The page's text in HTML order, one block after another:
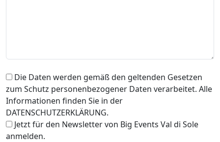
Die Daten werden gemäß den geltenden Gesetzen
zum Schutz personenbezogener Daten verarbeitet. Alle
Informationen finden Sie in der
DATENSCHUTZERKLÄRUNG.
Jetzt für den Newsletter von Big Events Val di Sole
anmelden.